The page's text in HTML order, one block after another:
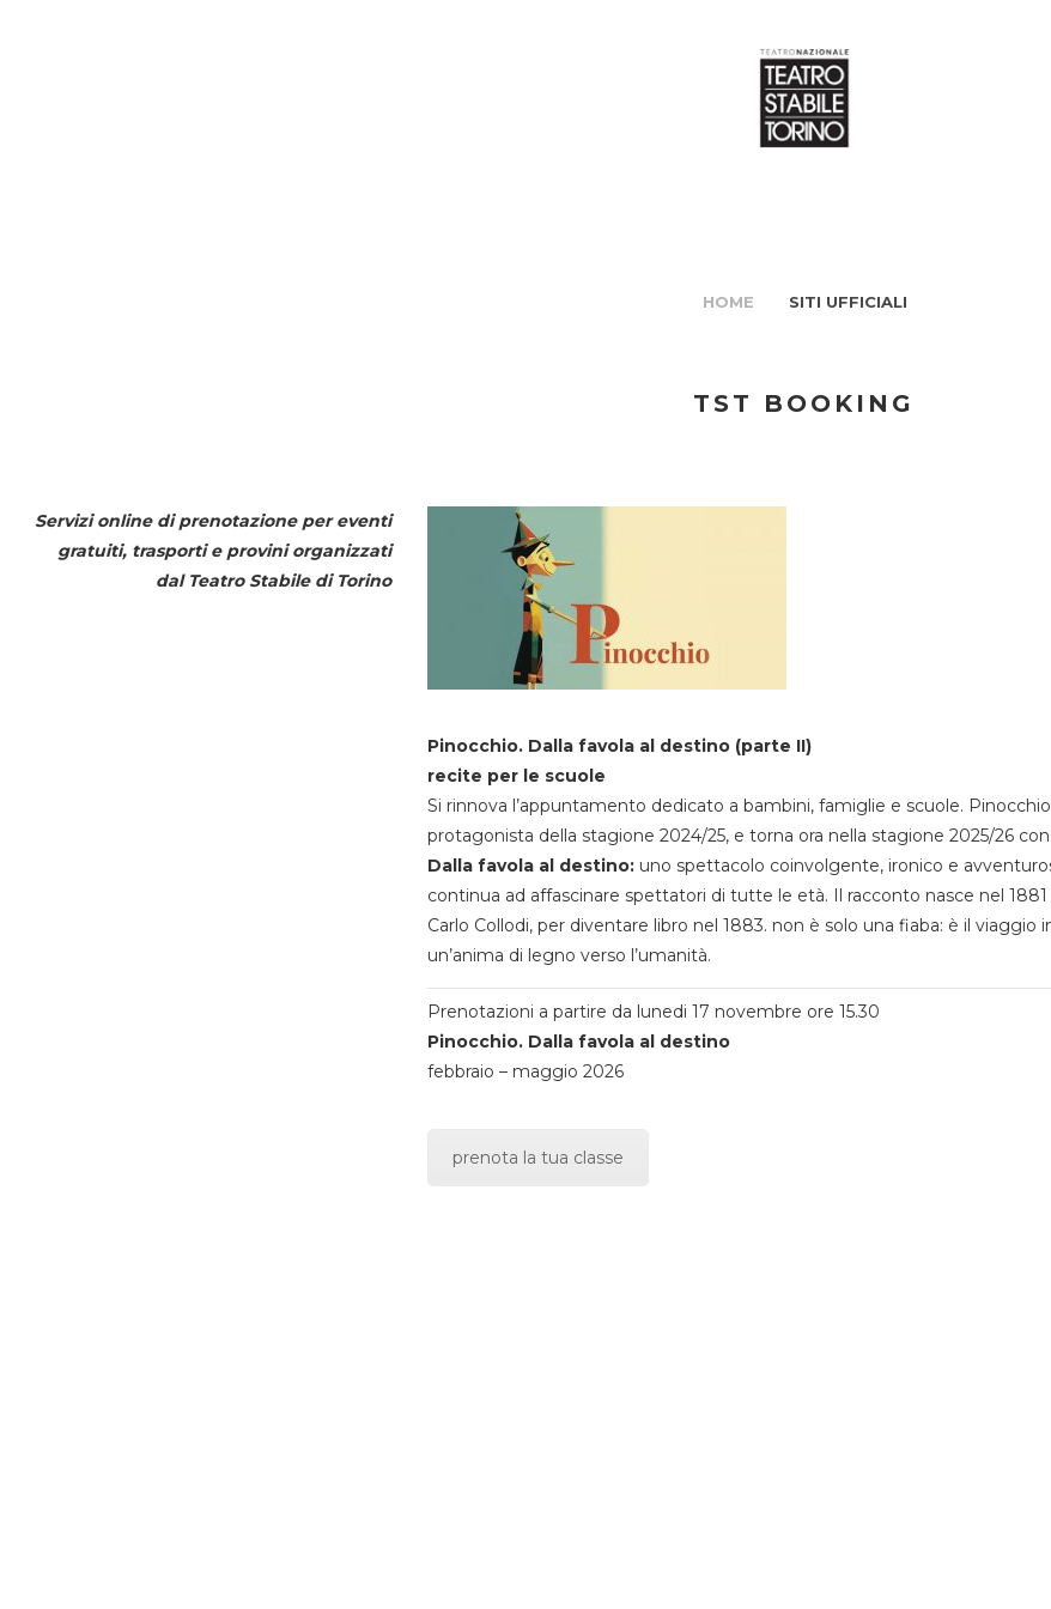
HOME SITI UFFICIALI
TST BOOKING
Servizi online di prenotazione per eventi
gratuiti, trasporti e provini organizzati
dal Teatro Stabile di Torino
Pinocchio. Dalla favola al destino (parte II)
recite per le scuole
Si rinnova l’appuntamento dedicato a bambini, famiglie e scuole.
protagonista della stagione 2024/25, e torna ora nella stagione 2025/26 con
Dalla favola al destino:uno spettacolo coinvolgente, ironico e
continua ad affascinare spettatori di tutte le età. Il racconto nasce nel 1881
Carlo Collodi, per diventare libro nel 1883. non è solo una fiaba: è il viaggio
un’anima di legno verso l’umanità.
Prenotazioni a partire da lunedi 17 novembre ore 15.30
Pinocchio. Dalla favola al destino
febbraio – maggio 2026
prenota la tua classe